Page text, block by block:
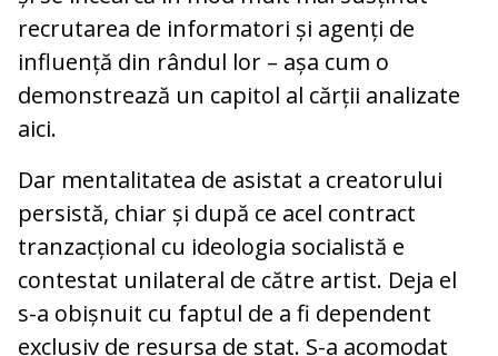
recrutarea de informatori și agenți de
influență din rândul lor – așa cum o
demonstrează un capitol al cărții analizate
aici.
Dar mentalitatea de asistat a creatorului
persistă, chiar și după ce acel contract
tranzacțional cu ideologia socialistă e
contestat unilateral de către artist. Deja el
s-a obișnuit cu faptul de a fi dependent
exclusiv de resursa de stat. S-a acomodat